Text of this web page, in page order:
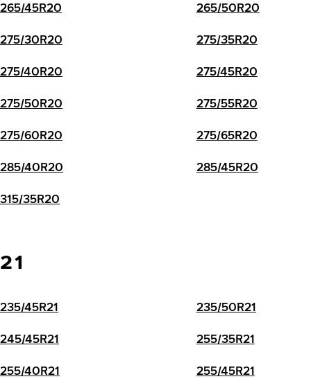
265/45R20 265/50R20
275/30R20 275/35R20
275/40R20 275/45R20
275/50R20 275/55R20
275/60R20 275/65R20
285/40R20 285/45R20
315/35R20
21
235/45R21 235/50R21
245/45R21 255/35R21
255/40R21 255/45R21